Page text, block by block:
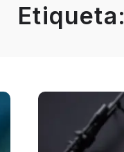
Etiqueta: